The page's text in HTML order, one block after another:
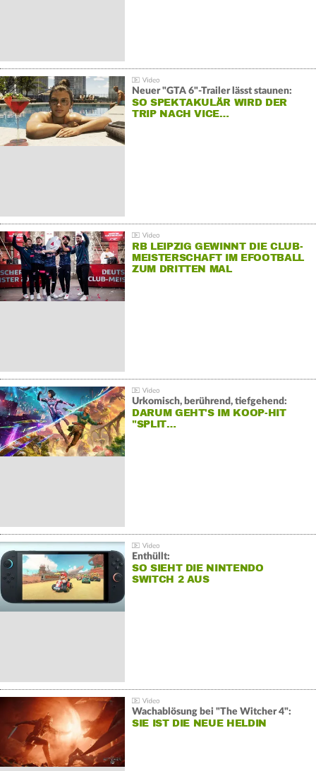
Neuer "GTA 6"-Trailer lässt staunen:
SO SPEKTAKULÄR WIRD DER
TRIP NACH VICE…
RB LEIPZIG GEWINNT DIE CLUB-
MEISTERSCHAFT IM EFOOTBALL
ZUM DRITTEN MAL
Urkomisch, berührend, tiefgehend:
DARUM GEHT'S IM KOOP-HIT
"SPLIT…
Enthüllt:
SO SIEHT DIE NINTENDO
SWITCH 2 AUS
Wachablösung bei "The Witcher 4":
SIE IST DIE NEUE HELDIN